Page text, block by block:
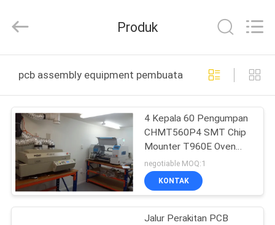
PRODUK
VIDEO
TENTANG
KAMI
TECHNOLOGY
LIMITED.
Reserved.
Produk
pcb assembly equipment pembuatan online
4 Kepala 60 Pengumpan
CHMT560P4 SMT Chip
Mounter T960E Oven
aliran ulang Jalur
perakitan PCB
negotiable MOQ:1
KONTAK
Jalur Perakitan PCB